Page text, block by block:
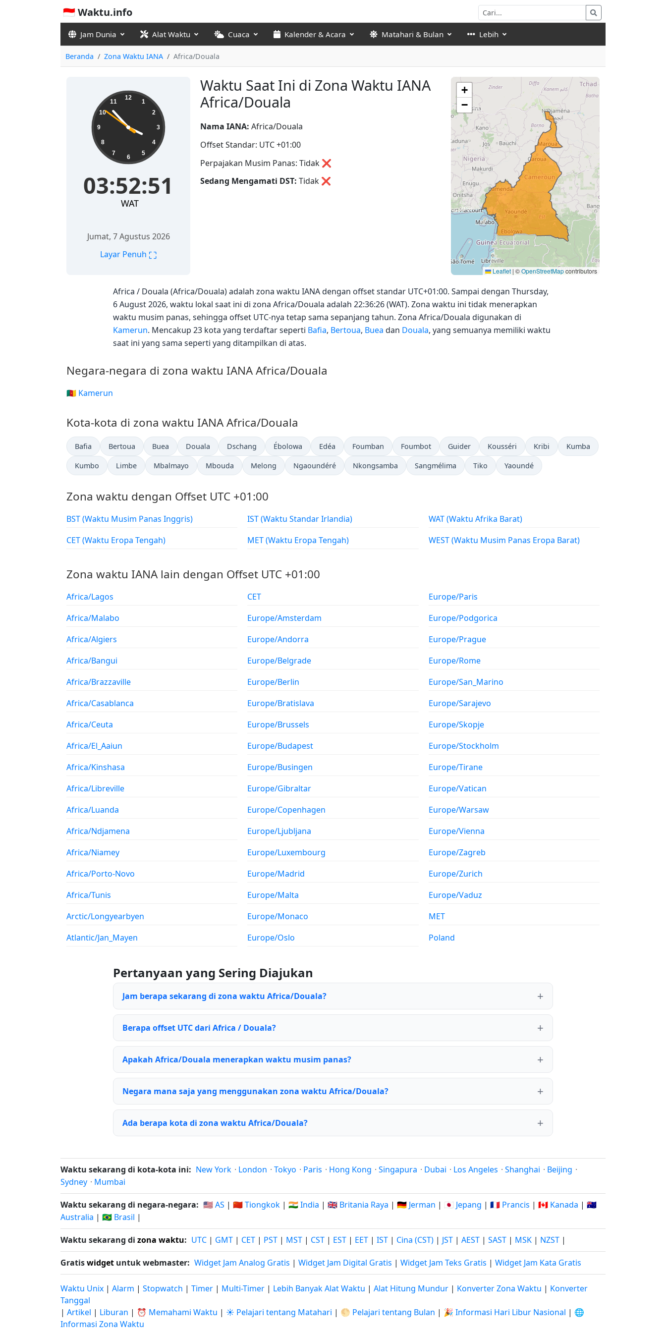
🇮🇩 Waktu.info
Jam Dunia Alat Waktu Cuaca Kalender & Acara Matahari & Bulan Lebih
Beranda Zona Waktu IANA Africa/Douala
Waktu Saat Ini di Zona Waktu IANA
Africa/Douala
03:52:52 12
1
2
3
4
5
6
7
8
9
10
11
03:52:52
WAT
Jumat, 7 Agustus 2026
Layar Penuh ⛶
Nama IANA: Africa/Douala
Offset Standar: UTC +01:00
Perpajakan Musim Panas: Tidak ❌
Sedang Mengamati DST: Tidak ❌
+
−
Leaflet | ©OpenStreetMapcontributors
Africa / Douala (Africa/Douala) adalah zona waktu IANA dengan offset standar UTC+01:00. Sampai dengan Thursday,
6 August 2026, waktu lokal saat ini di zona Africa/Douala adalah 22:36:26 (WAT). Zona waktu ini tidak menerapkan
waktu musim panas, sehingga offset UTC-nya tetap sama sepanjang tahun. Zona Africa/Douala digunakan di
Kamerun. Mencakup 23 kota yang terdaftar seperti Bafia, Bertoua, Buea dan Douala, yang semuanya memiliki waktu
saat ini yang sama seperti yang ditampilkan di atas.
Negara-negara di zona waktu IANA Africa/Douala
🇨🇲 Kamerun
Kota-kota di zona waktu IANA Africa/Douala
Bafia Bertoua Buea Douala Dschang Ébolowa Edéa Foumban Foumbot Guider Kousséri Kribi Kumba
Kumbo Limbe Mbalmayo Mbouda Melong Ngaoundéré Nkongsamba Sangmélima Tiko Yaoundé
Zona waktu dengan Offset UTC +01:00
BST (Waktu Musim Panas Inggris)
CET (Waktu Eropa Tengah)
IST (Waktu Standar Irlandia)
MET (Waktu Eropa Tengah)
WAT (Waktu Afrika Barat)
WEST (Waktu Musim Panas Eropa Barat)
Zona waktu IANA lain dengan Offset UTC +01:00
Africa/Lagos
Africa/Malabo
Africa/Algiers
Africa/Bangui
Africa/Brazzaville
Africa/Casablanca
Africa/Ceuta
Africa/El_Aaiun
Africa/Kinshasa
Africa/Libreville
Africa/Luanda
Africa/Ndjamena
Africa/Niamey
Africa/Porto-Novo
Africa/Tunis
Arctic/Longyearbyen
Atlantic/Jan_Mayen
CET
Europe/Amsterdam
Europe/Andorra
Europe/Belgrade
Europe/Berlin
Europe/Bratislava
Europe/Brussels
Europe/Budapest
Europe/Busingen
Europe/Gibraltar
Europe/Copenhagen
Europe/Ljubljana
Europe/Luxembourg
Europe/Madrid
Europe/Malta
Europe/Monaco
Europe/Oslo
Europe/Paris
Europe/Podgorica
Europe/Prague
Europe/Rome
Europe/San_Marino
Europe/Sarajevo
Europe/Skopje
Europe/Stockholm
Europe/Tirane
Europe/Vatican
Europe/Warsaw
Europe/Vienna
Europe/Zagreb
Europe/Zurich
Europe/Vaduz
MET
Poland
Pertanyaan yang Sering Diajukan
Jam berapa sekarang di zona waktu Africa/Douala?
Berapa offset UTC dari Africa / Douala?
Apakah Africa/Douala menerapkan waktu musim panas?
Negara mana saja yang menggunakan zona waktu Africa/Douala?
Ada berapa kota di zona waktu Africa/Douala?
Waktu sekarang di kota-kota ini: New York · London · Tokyo · Paris · Hong Kong · Singapura · Dubai · Los Angeles · Shanghai · Beijing ·
Sydney · Mumbai
Waktu sekarang di negara-negara: 🇺🇸 AS | 🇨🇳 Tiongkok | 🇮🇳 India | 🇬🇧 Britania Raya | 🇩🇪 Jerman | 🇯🇵 Jepang | 🇫🇷 Prancis | 🇨🇦 Kanada | 🇦🇺
Australia | 🇧🇷 Brasil |
Waktu sekarang di zona waktu: UTC | GMT | CET | PST | MST | CST | EST | EET | IST | Cina (CST) | JST | AEST | SAST | MSK | NZST |
Gratiswidget untuk webmaster: Widget Jam Analog Gratis | Widget Jam Digital Gratis | Widget Jam Teks Gratis | Widget Jam Kata Gratis
Waktu Unix | Alarm | Stopwatch | Timer | Multi-Timer | Lebih Banyak Alat Waktu | Alat Hitung Mundur | Konverter Zona Waktu | Konverter
Tanggal
| Artikel | Liburan | ⏰ Memahami Waktu | ☀️ Pelajari tentang Matahari | 🌕 Pelajari tentang Bulan | 🎉 Informasi Hari Libur Nasional | 🌐
Informasi Zona Waktu